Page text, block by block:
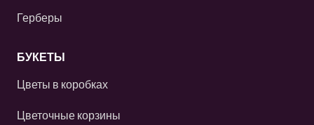
Герберы
БУКЕТЫ
Цветы в коробках
Цветочные корзины